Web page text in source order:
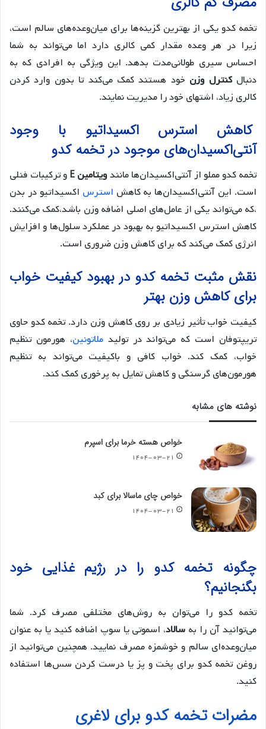
تخمه کدو یکی از بهترین گزینه‌ها برای میان‌وعده‌های سالم است،
زیرا در هر وعده مقدار کمی کالری دارد اما می‌تواند به شما
احساس سیری طولانی‌مدت بدهد. این ویژگی به افرادی که به
دنبالکنترل وزن خود هستند کمک می‌کند تا بدون وارد کردن
کالری زیاد، اشتهای خود را مدیریت نمایند.
کاهش استرس اکسیداتیو با وجود
آنتی‌اکسیدان‌های موجود در تخمه کدو
تخمه کدو مملو از آنتی‌اکسیدان‌ها مانندویتامین E
و ترکیبات فنلی
است. این آنتی‌اکسیدان‌ها به کاهش استرس اکسیداتیو در بدن
،که می‌تواند یکی از عامل‌های اصلی اضافه وزن باشد،کمک می‌کنند.
کاهش استرس اکسیداتیو به بهبود در عملکرد سلول‌ها و افزایش
انرژی کمک می‌کند که برای کاهش وزن ضروری است.
نقش مثبت تخمه کدو در بهبود کیفیت خواب
برای کاهش وزن بهتر
کیفیت خواب تأثیر زیادی بر روی کاهش وزن دارد. تخمه کدو حاوی
تریپتوفان است که می‌تواند در تولیدملاتونین، هورمون تنظیم
خواب، کمک کند. خواب کافی و باکیفیت می‌تواند به تنظیم
هورمون‌های گرسنگی و کاهش تمایل به پرخوری کمک کند.
نوشته های مشابه
خواص هسته خرما برای اسپرم
۱۴۰۴-۰۳-۲۱
خواص چای ماسالا برای کبد
۱۴۰۴-۰۳-۲۱
چگونه تخمه کدو را در رژیم غذایی خود
بگنجانیم؟
تخمه کدو را می‌توان به روش‌های مختلفی مصرف کرد. شما
می‌توانید آن را به سالاد، اسموتی یا سوپ اضافه کنید یا به عنوان
میان‌وعده‌ای سالم و خوشمزه مصرف نمایید. همچنین می‌توانید از
روغن تخمه کدو برای پخت و پز یا درست کردن سس‌ها استفاده
کنید.
مضرات تخمه کدو برای لاغری